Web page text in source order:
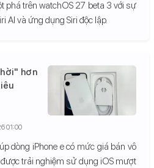
phá trên watchOS 27 beta 3 với sự
AI và ứng dụng Siri độc lập.
hơn
dòng iPhone e có mức giá bán vô
trải nghiệm sử dụng iOS mượt
01:00